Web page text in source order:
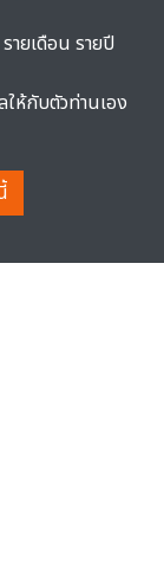
ายเดือน รายปี
ห้กับตัวท่านเอง